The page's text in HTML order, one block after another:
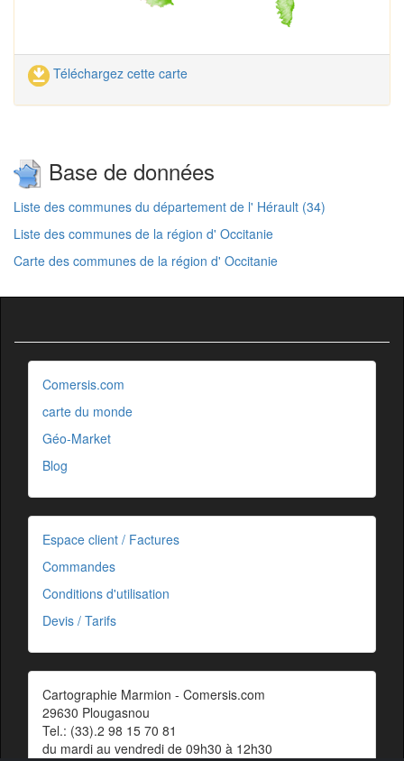
Téléchargez cette carte
Base de données
Liste des communes du département de l' Hérault (34)
Liste des communes de la région d' Occitanie
Carte des communes de la région d' Occitanie
Comersis.com
carte du monde
Géo-Market
Blog
Espace client / Factures
Commandes
Conditions d'utilisation
Devis / Tarifs
Cartographie Marmion - Comersis.com
29630 Plougasnou
Tel.: (33).2 98 15 70 81
du mardi au vendredi de 09h30 à 12h30